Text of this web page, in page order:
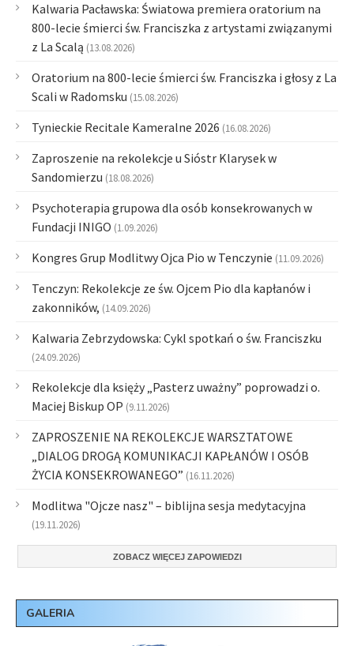
Kalwaria Pacławska: Światowa premiera oratorium na
800-lecie śmierci św. Franciszka z artystami związanymi
z La Scalą (13.08.2026)
Oratorium na 800-lecie śmierci św. Franciszka i głosy z La
Scali w Radomsku (15.08.2026)
Tynieckie Recitale Kameralne 2026 (16.08.2026)
Zaproszenie na rekolekcje u Sióstr Klarysek w
Sandomierzu (18.08.2026)
Psychoterapia grupowa dla osób konsekrowanych w
Fundacji INIGO (1.09.2026)
Kongres Grup Modlitwy Ojca Pio w Tenczynie (11.09.2026)
Tenczyn: Rekolekcje ze św. Ojcem Pio dla kapłanów i
zakonników, (14.09.2026)
Kalwaria Zebrzydowska: Cykl spotkań o św. Franciszku
(24.09.2026)
Rekolekcje dla księży „Pasterz uważny” poprowadzi o.
Maciej Biskup OP (9.11.2026)
ZAPROSZENIE NA REKOLEKCJE WARSZTATOWE
„DIALOG DROGĄ KOMUNIKACJI KAPŁANÓW I OSÓB
ŻYCIA KONSEKROWANEGO” (16.11.2026)
Modlitwa "Ojcze nasz" – biblijna sesja medytacyjna
(19.11.2026)
ZOBACZ WIĘCEJ ZAPOWIEDZI
GALERIA